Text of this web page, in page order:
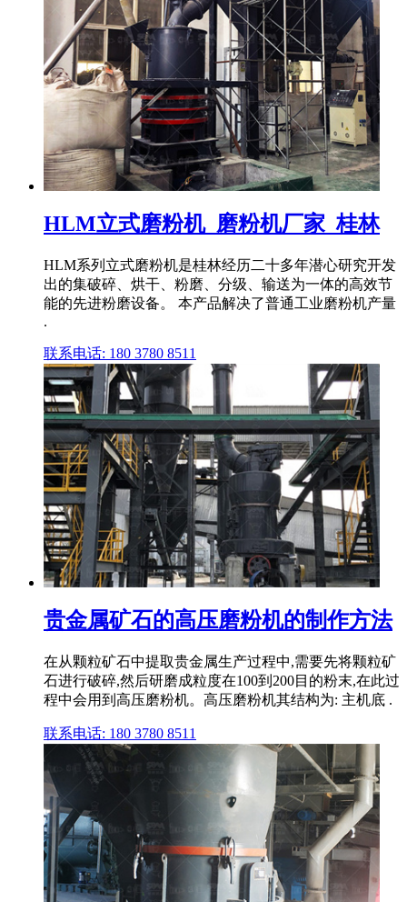
HLM立式磨粉机_磨粉机厂家_桂林
HLM系列立式磨粉机是桂林经历二十多年潜心研究开发
出的集破碎、烘干、粉磨、分级、输送为一体的高效节
能的先进粉磨设备。 本产品解决了普通工业磨粉机产量
.
联系电话: 180 3780 8511
贵金属矿石的高压磨粉机的制作方法
在从颗粒矿石中提取贵金属生产过程中,需要先将颗粒矿
石进行破碎,然后研磨成粒度在100到200目的粉末,在此过
程中会用到高压磨粉机。高压磨粉机其结构为: 主机底 .
联系电话: 180 3780 8511